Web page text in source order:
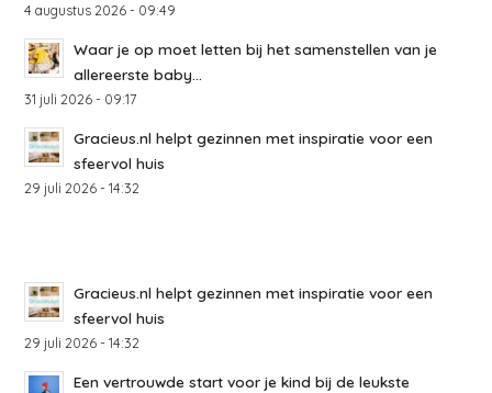
4 augustus 2026 - 09:49
Waar je op moet letten bij het samenstellen van je
allereerste baby...
31 juli 2026 - 09:17
Gracieus.nl helpt gezinnen met inspiratie voor een
sfeervol huis
29 juli 2026 - 14:32
Gracieus.nl helpt gezinnen met inspiratie voor een
sfeervol huis
29 juli 2026 - 14:32
Een vertrouwde start voor je kind bij de leukste